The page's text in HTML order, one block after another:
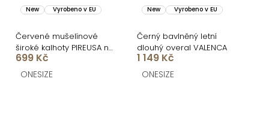
New Vyrobeno v EU
Červené mušelínové
široké kalhoty PIREUSA na
šňůrku
699 Kč
ONESIZE
New Vyrobeno v EU
Černý bavlněný letní
dlouhý overal VALENCA
1 149 Kč
ONESIZE